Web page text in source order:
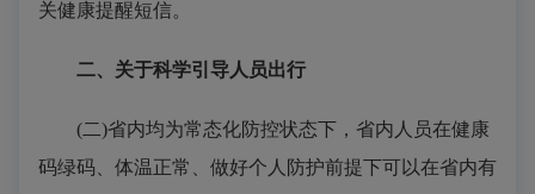
关健康提醒短信。
二、关于科学引导人员出行
(二)省内均为常态化防控状态下，省内人员在健康
码绿码、体温正常、做好个人防护前提下可以在省内有